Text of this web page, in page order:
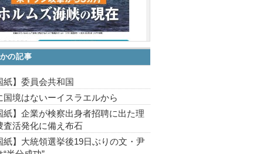
の記事
紙】委員会共和国
国境はないーイスラエルから
紙】企業が検察出身者招聘に出た理
活発化に備え布石
紙】大統領選挙後19日ぶりの文・尹